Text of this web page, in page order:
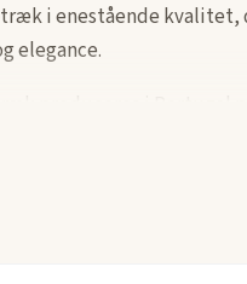
i enestående
elegance.
på bæredygtighed og
sikrer en silkeblød
– perfekt til dig, der
i topklasse.